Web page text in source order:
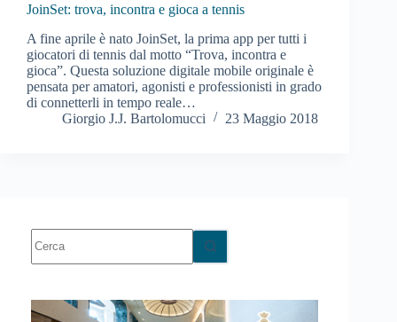
JoinSet: trova, incontra e gioca a tennis
A fine aprile è nato JoinSet, la prima app per tutti i
giocatori di tennis dal motto “Trova, incontra e
gioca”. Questa soluzione digitale mobile originale è
pensata per amatori, agonisti e professionisti in grado
di connetterli in tempo reale…
Giorgio J.J. Bartolomucci
23 Maggio 2018
risultato